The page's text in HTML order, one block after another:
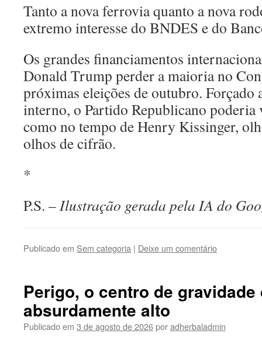
Tanto a nova ferrovia quanto a nova
extremo interesse do BNDES e do
Os grandes financiamentos
Donald Trump perder a maioria no
próximas eleições de outubro.
interno, o Partido Republicano poderia
como no tempo de Henry Kissinger,
olhos de cifrão.
*
P.S. –Ilustração gerada pela IA do
Publicado em Sem categoria | Deixe um comentário
Perigo, o centro de
absurdamente alto
Publicado em 3 de agosto de 2026poradherbaladmin